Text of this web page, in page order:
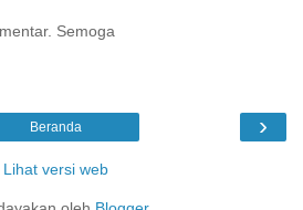
Semoga
›
Beranda
Lihat versi web